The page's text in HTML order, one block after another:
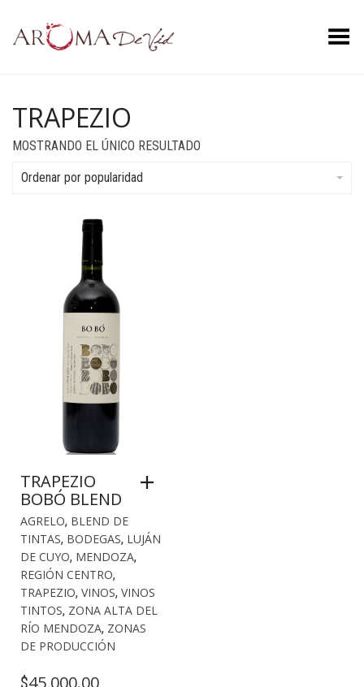
Menú
TRAPEZIO
MOSTRANDO EL ÚNICO RESULTADO
Ordenar por popularidad
TRAPEZIO
BOBÓ BLEND
AGRELO, BLEND DE
TINTAS, BODEGAS, LUJÁN
DE CUYO, MENDOZA,
REGIÓN CENTRO,
TRAPEZIO, VINOS, VINOS
TINTOS, ZONA ALTA DEL
RÍO MENDOZA, ZONAS
DE PRODUCCIÓN
$45,000.00